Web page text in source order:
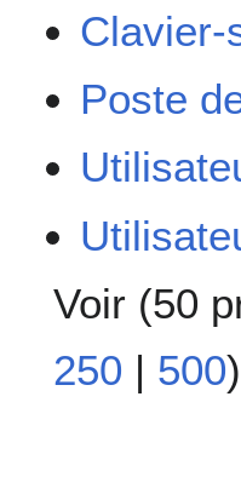
Clavier-
Poste
Voir (50
250 | 500)